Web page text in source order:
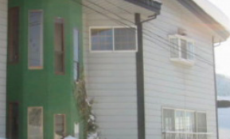
他加盟施設
野沢温泉村とは
観光情報